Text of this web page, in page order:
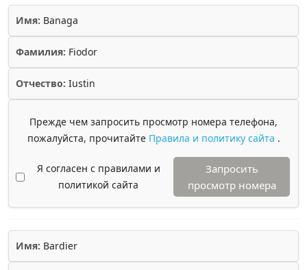
Имя: Banaga
Фамилия: Fiodor
Отчество: Iustin
Прежде чем запросить просмотр номера телефона,
пожалуйста, прочитайте Правила и политику сайта .
Я согласен с правилами и
политикой сайта
Запросить
просмотр номера
Имя: Bardier